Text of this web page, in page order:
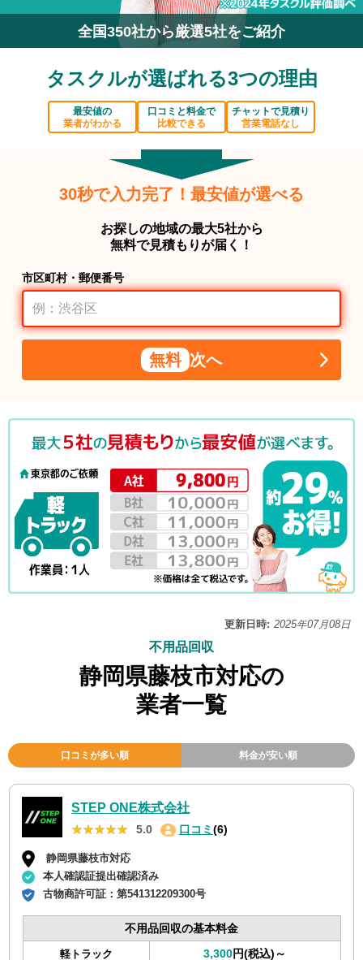
全国350社から厳選5社をご紹介
タスクルが選ばれる3つの理由
最安値の
業者がわかる
口コミと料金で
比較できる
チャットで見積り
営業電話なし
30秒で入力完了！最安値が選べる
お探しの地域の最大5社から
無料で見積もりが届く！
市区町村・郵便番号
無料 次へ
更新日時: 2025年07月08日
不用品回収
静岡県藤枝市対応の
業者一覧
口コミが多い順 料金が安い順
STEP ONE株式会社
★★★★★
★★★★★ 5.0 口コミ (6)
静岡県藤枝市対応
本人確認証提出確認済み
古物商許可証：第541312209300号
不用品回収の基本料金
軽トラック 3,300円(税込)～